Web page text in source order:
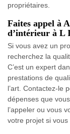
propriétaires.
Faites appel à
d’intérieur à L
Si vous avez un
recherchez la
C’est un expert
prestations de
l’art. Contactez-le
dépenses que
l’appeler ou vous
votre projet si vous